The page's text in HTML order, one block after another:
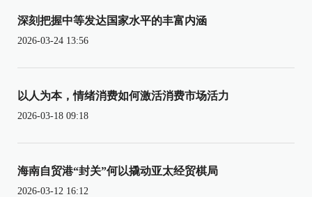
深刻把握中等发达国家水平的丰富内涵
2026-03-24 13:56
以人为本，情绪消费如何激活消费市场活力
2026-03-18 09:18
海南自贸港“封关”何以撬动亚太经贸棋局
2026-03-12 16:12